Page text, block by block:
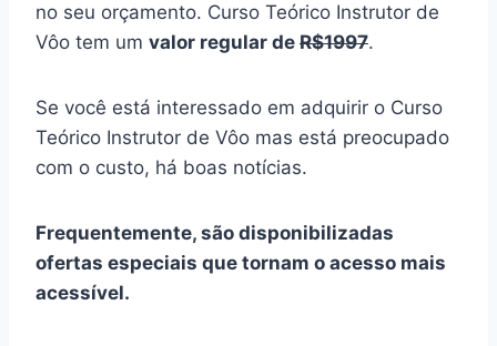
no seu orçamento. Curso Teórico Instrutor de
Vôo tem um valor regular de R$1997.
Se você está interessado em adquirir o Curso
Teórico Instrutor de Vôo mas está preocupado
com o custo, há boas notícias.
Frequentemente, são disponibilizadas
ofertas especiais que tornam o acesso mais
acessível.